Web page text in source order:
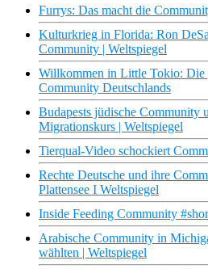
Furrys: Das macht die
Kulturkrieg in Florida: Ron
Community | Weltspiegel
Willkommen in Little Tokio: Die
Community Deutschlands
Budapests jüdische Community
Migrationskurs | Weltspiegel
Tierqual-Video schockiert
Rechte Deutsche und ihre
Plattensee I Weltspiegel
Inside Feeding Community
Arabische Community in
wählten | Weltspiegel